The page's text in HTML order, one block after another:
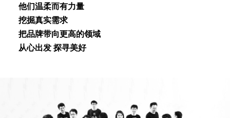
他们温柔⽽有⼒量
挖掘真实需求
把品牌带向更⾼的领域
从⼼出发 探寻美好